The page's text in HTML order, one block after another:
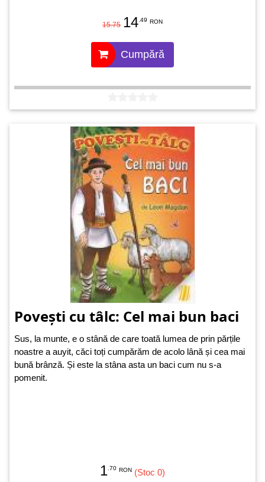
15.75 14.49 RON
Cumpără
Povești cu tâlc: Cel mai bun baci
Sus, la munte, e o stână de care toată lumea de prin părțile
noastre a auyit, căci toți cumpărăm de acolo lână și cea mai
bună brânză. Și este la stâna asta un baci cum nu s-a
pomenit.
1.70 RON (Stoc 0)